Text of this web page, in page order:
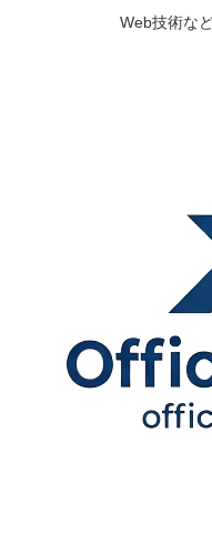
Web技術な